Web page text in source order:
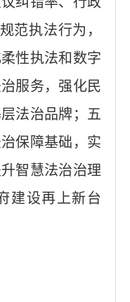
范执法行为，
性执法和数字
服务，强化民
法治品牌；五
保障基础，实
智慧法治治理
建设再上新台